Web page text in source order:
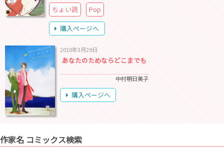
ちょい読
Pop
購入ページへ
2010年3月29日
あなたのためならどこまでも
中村明日美子
購入ページへ
作家名 コミックス検索